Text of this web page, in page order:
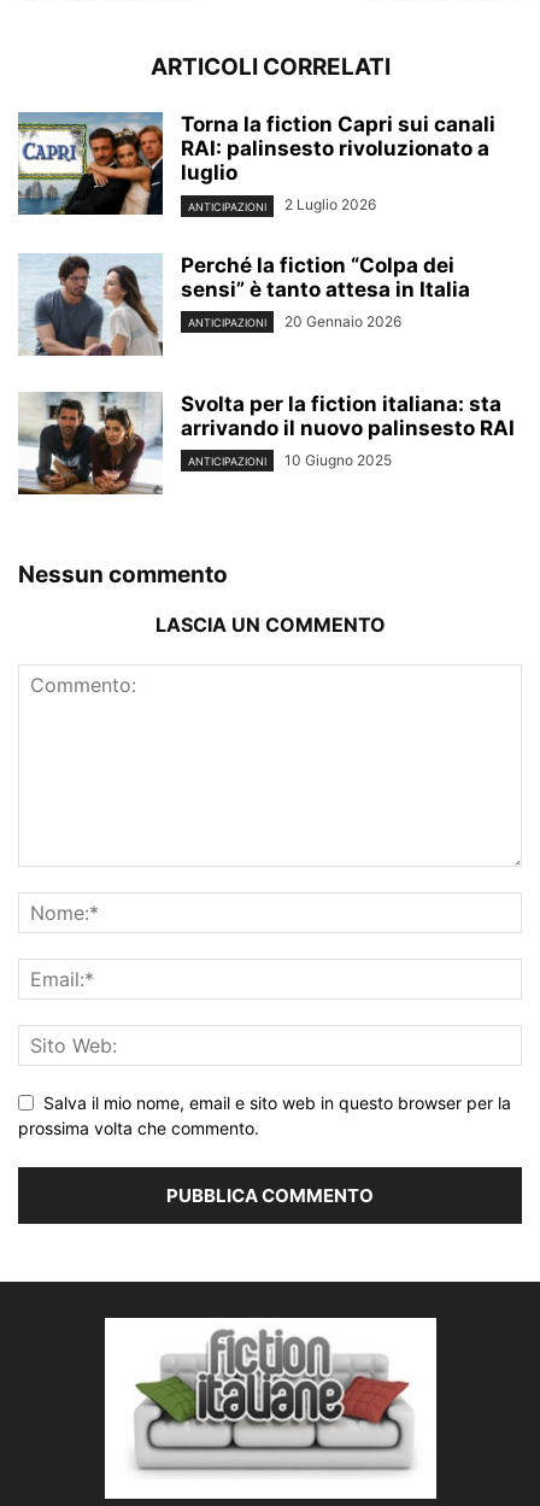
ARTICOLI CORRELATI
Torna la fiction Capri sui canali
RAI: palinsesto rivoluzionato a
luglio
ANTICIPAZIONI 2 Luglio 2026
Perché la fiction “Colpa dei
sensi” è tanto attesa in Italia
ANTICIPAZIONI 20 Gennaio 2026
Svolta per la fiction italiana: sta
arrivando il nuovo palinsesto RAI
ANTICIPAZIONI 10 Giugno 2025
Nessun commento
LASCIA UN COMMENTO
Salva il mio nome, email e sito web in questo browser per la
prossima volta che commento.